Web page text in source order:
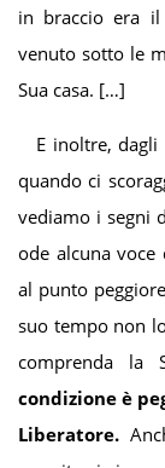
in braccio era
venuto sotto le
Sua casa. […]
E inoltre,
quando ci
vediamo i segni
ode alcuna voce
al punto
suo tempo non
comprenda la
condizione è
Liberatore.